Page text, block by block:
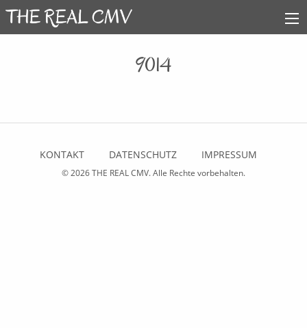
9014
KONTAKT DATENSCHUTZ IMPRESSUM
© 2026THE REAL CMV. Alle Rechte vorbehalten.